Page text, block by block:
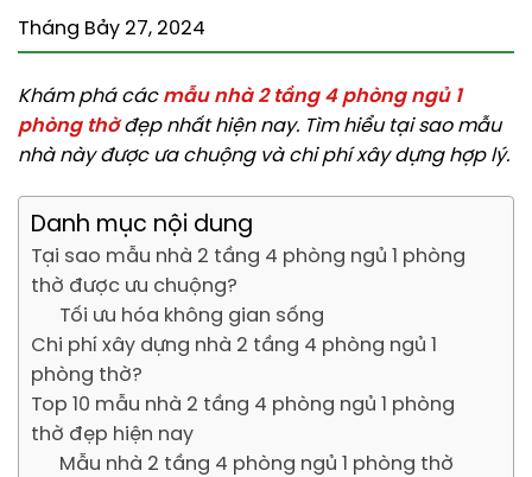
Tháng Bảy 27, 2024
Khám phá các mẫu nhà 2 tầng 4 phòng ngủ 1
phòng thờđẹp nhất hiện nay. Tìm hiểu tại sao mẫu
nhà này được ưa chuộng và chi phí xây dựng hợp lý.
Danh mục nội dung
Tại sao mẫu nhà 2 tầng 4 phòng ngủ 1 phòng
thờ được ưu chuộng?
Tối ưu hóa không gian sống
Chi phí xây dựng nhà 2 tầng 4 phòng ngủ 1
phòng thờ?
Top 10 mẫu nhà 2 tầng 4 phòng ngủ 1 phòng
thờ đẹp hiện nay
Mẫu nhà 2 tầng 4 phòng ngủ 1 phòng thờ